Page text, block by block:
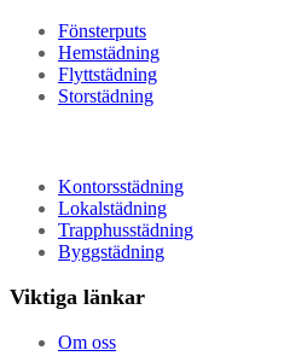
Fönsterputs
Hemstädning
Flyttstädning
Storstädning
Kontorsstädning
Lokalstädning
Trapphusstädning
Byggstädning
Viktiga länkar
Om oss